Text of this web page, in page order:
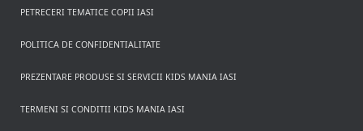
PETRECERI TEMATICE COPII IASI
POLITICA DE CONFIDENTIALITATE
PREZENTARE PRODUSE SI SERVICII KIDS MANIA IASI
TERMENI SI CONDITII KIDS MANIA IASI